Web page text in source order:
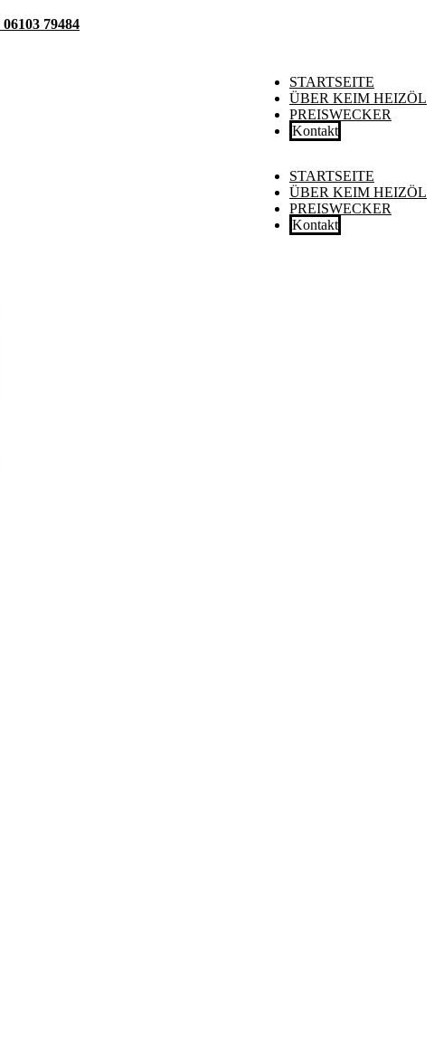
06103 79484
STARTSEITE
ÜBER KEIM HEIZÖL
PREISWECKER
Kontakt
STARTSEITE
ÜBER KEIM HEIZÖL
PREISWECKER
Kontakt